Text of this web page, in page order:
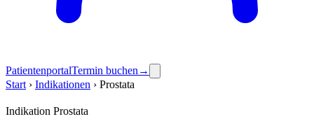
PatientenportalTermin buchen →
Start › Indikationen › Prostata
Indikation Prostata